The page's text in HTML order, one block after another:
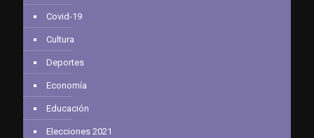
Covid-19
Cultura
Deportes
Economía
Educación
Elecciones 2021